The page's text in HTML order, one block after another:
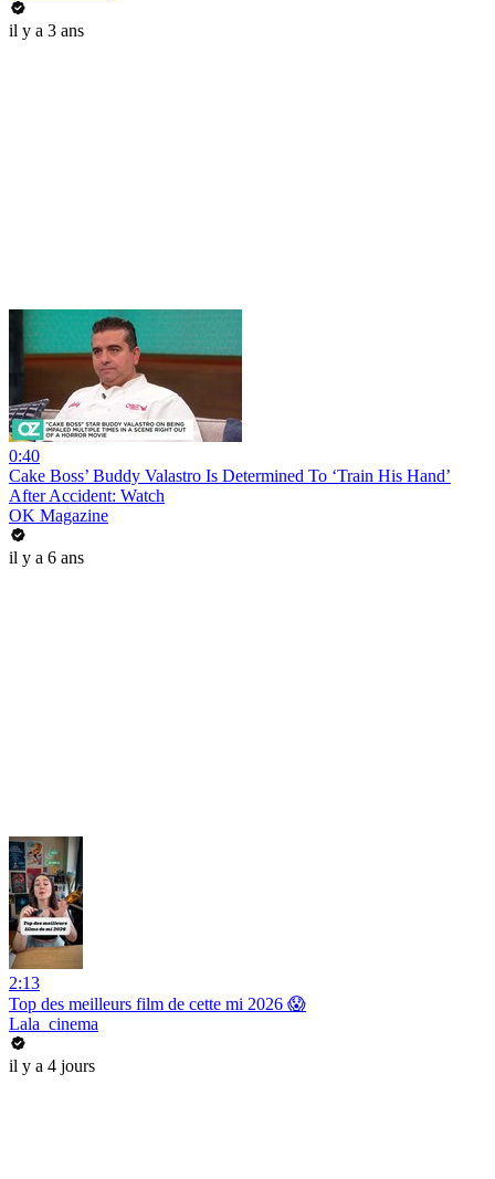
il y a 3 ans
0:40
Cake Boss’ Buddy Valastro Is Determined To ‘Train His Hand’
After Accident: Watch
OK Magazine
il y a 6 ans
2:13
Top des meilleurs film de cette mi 2026 😱
Lala_cinema
il y a 4 jours